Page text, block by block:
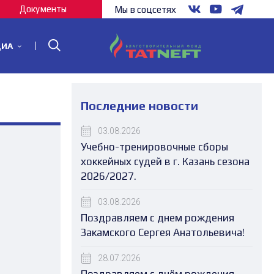
Документы Мы в соцсетях
Последние новости
03.08.2026
Учебно-тренировочные сборы
хоккейных судей в г. Казань сезона
2026/2027.
03.08.2026
Поздравляем с днем рождения
Закамского Сергея Анатольевича!
28.07.2026